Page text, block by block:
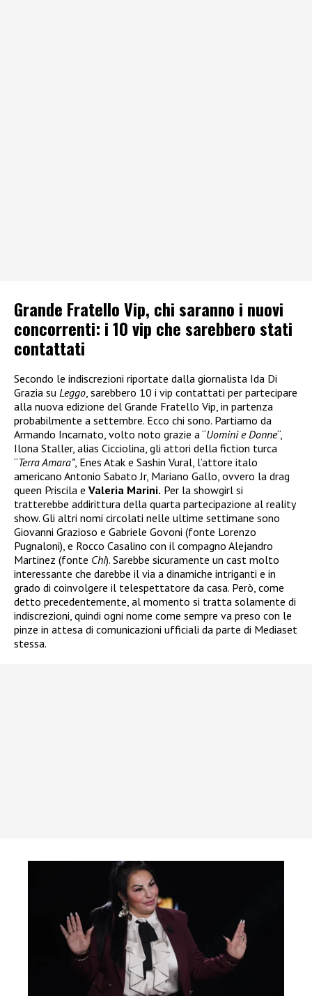
Grande Fratello Vip, chi saranno i nuovi
concorrenti: i 10 vip che sarebbero stati
contattati
Secondo le indiscrezioni riportate dalla giornalista Ida Di
Grazia su Leggo, sarebbero 10 i vip contattati per partecipare
alla nuova edizione del Grande Fratello Vip, in partenza
probabilmente a settembre. Ecco chi sono. Partiamo da
Armando Incarnato, volto noto grazie a “Uomini e Donne“,
Ilona Staller, alias Cicciolina, gli attori della fiction turca
“Terra Amara”, Enes Atak e Sashin Vural, l’attore italo
americano Antonio Sabato Jr, Mariano Gallo, ovvero la drag
queen Priscila e Valeria Marini. Per la showgirl si
tratterebbe addirittura della quarta partecipazione al reality
show. Gli altri nomi circolati nelle ultime settimane sono
Giovanni Grazioso e Gabriele Govoni (fonte Lorenzo
Pugnaloni), e Rocco Casalino con il compagno Alejandro
Martinez (fonte Chi). Sarebbe sicuramente un cast molto
interessante che darebbe il via a dinamiche intriganti e in
grado di coinvolgere il telespettatore da casa. Però, come
detto precedentemente, al momento si tratta solamente di
indiscrezioni, quindi ogni nome come sempre va preso con le
pinze in attesa di comunicazioni ufficiali da parte di Mediaset
stessa.